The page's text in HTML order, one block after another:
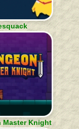
Master Knight